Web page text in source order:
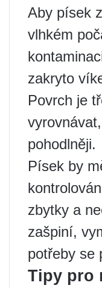
Aby písek
vlhkém
zakryto
Povrch je
pohodlněji.
Písek by
zbytky a
zašpiní,
potřeby se
Tipy pro